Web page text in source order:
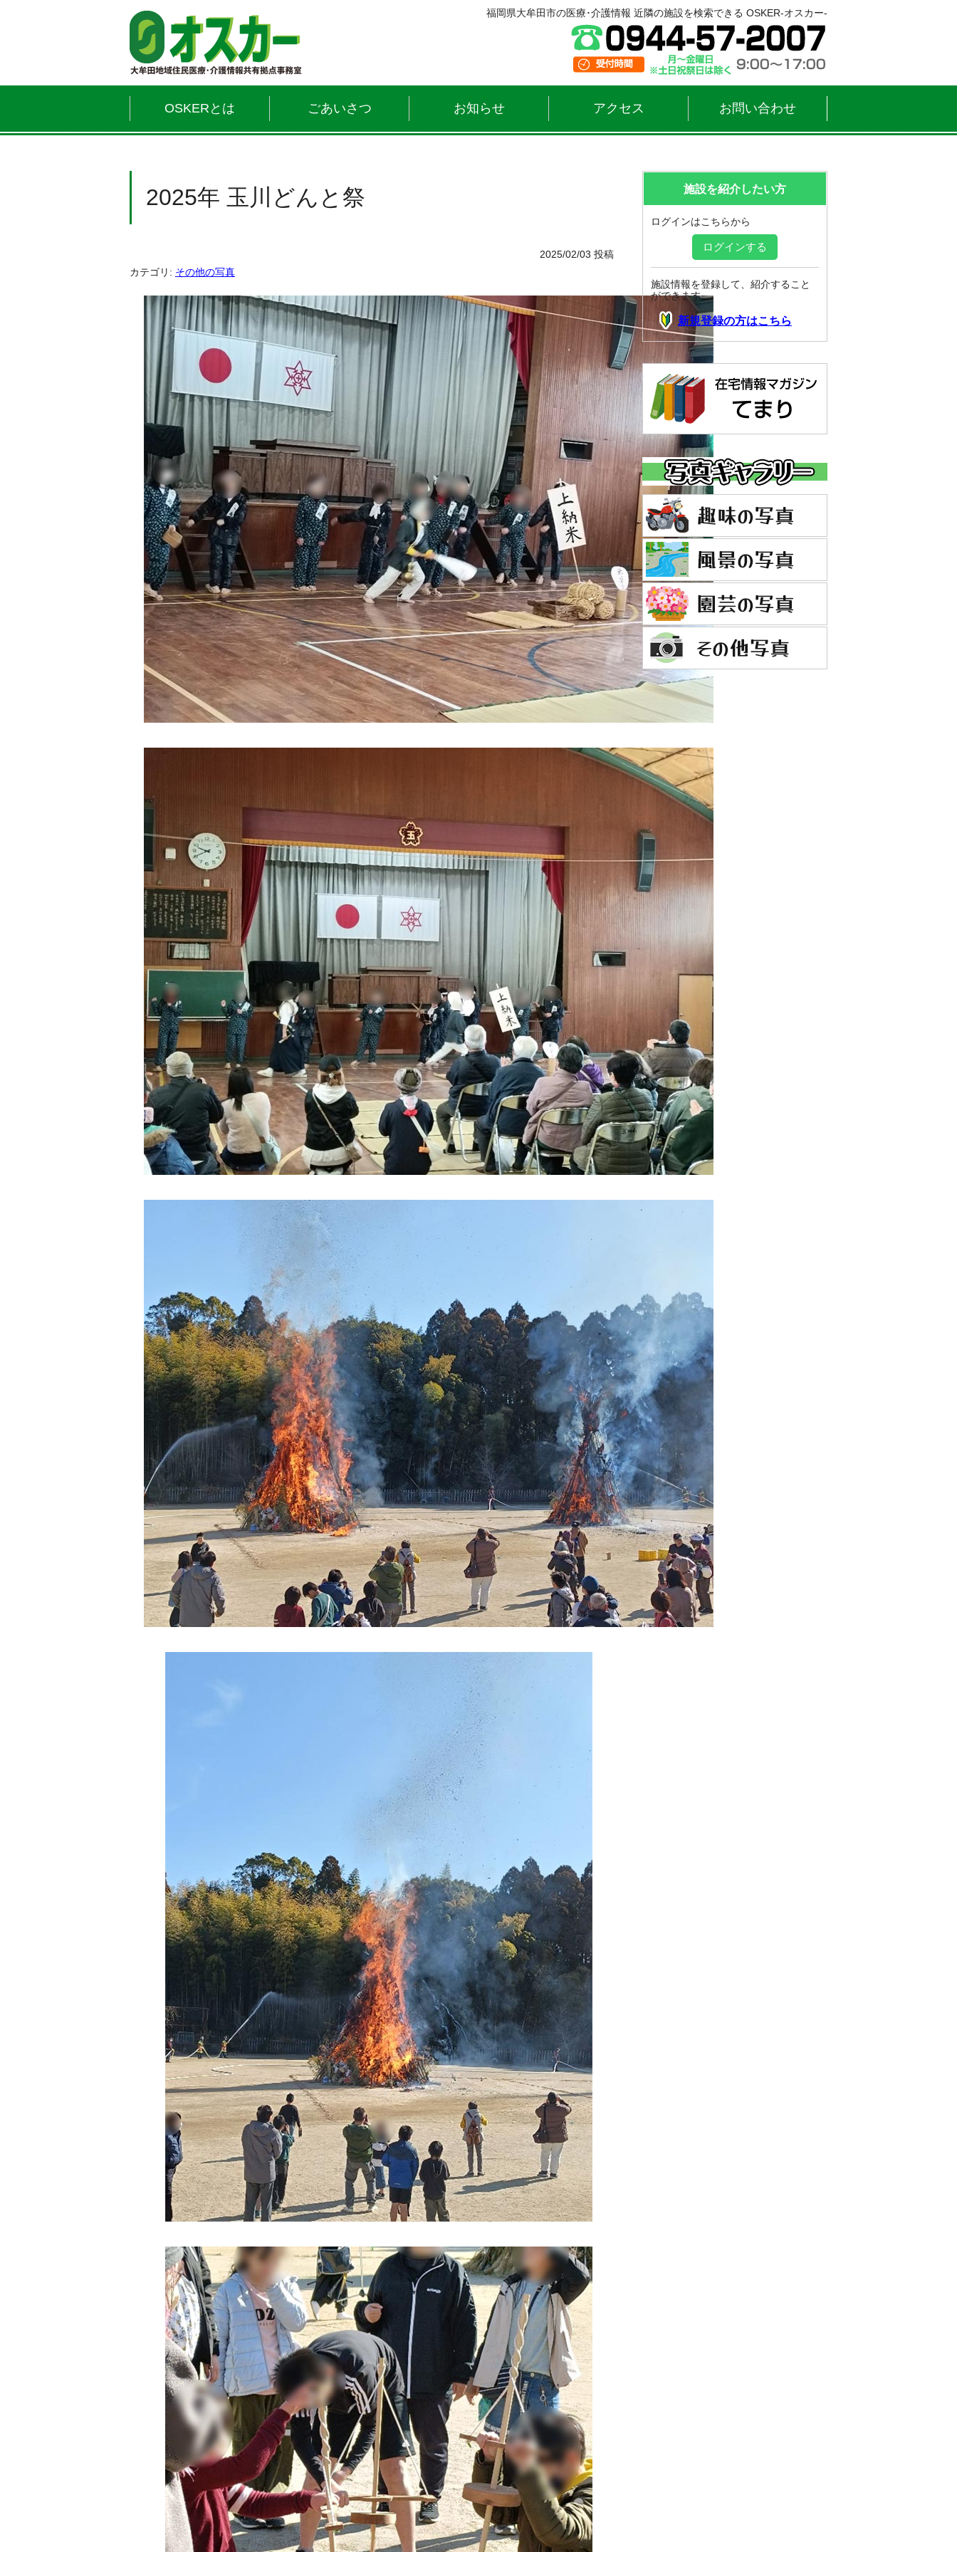
福岡県大牟田市の医療･介護情報 近隣の施設を検索できる OSKER-オスカー-
OSKERとは ごあいさつ お知らせ アクセス お問い合わせ
2025年 玉川どんと祭
2025/02/03 投稿
カテゴリ: その他の写真
施設を紹介したい方
ログインはこちらから
ログインする
施設情報を登録して、紹介すること
ができます。
新規登録の方はこちら